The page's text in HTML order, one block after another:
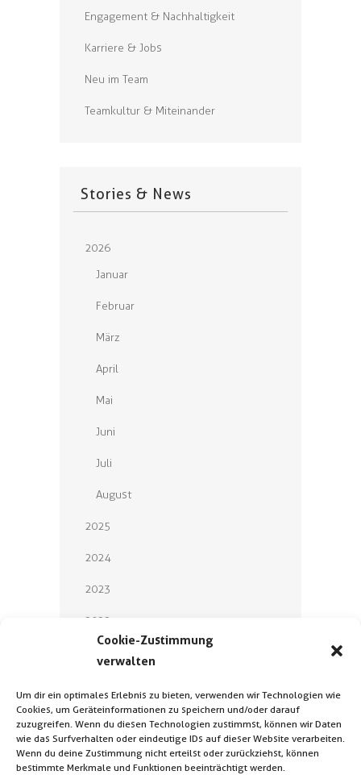
Cookie-Zustimmung
verwalten
Um dir ein optimales Erlebnis zu bieten, verwenden wir Technologien wie
Cookies, um Geräteinformationen zu speichern und/oder darauf
zuzugreifen. Wenn du diesen Technologien zustimmst, können wir Daten
wie das Surfverhalten oder eindeutige IDs auf dieser Website verarbeiten.
Wenn du deine Zustimmung nicht erteilst oder zurückziehst, können
bestimmte Merkmale und Funktionen beeinträchtigt werden.
Engagement & Nachhaltigkeit
Karriere & Jobs
Neu im Team
Teamkultur & Miteinander
Stories & News
2026
Januar
Februar
März
April
Mai
Juni
Juli
August
2025
2024
2023
2022
2019
2018